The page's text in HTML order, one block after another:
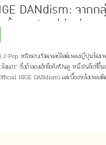
DANdism: จากก
รั้วมหาลัย สู่เจ้าพ่อเพ
J-Pop หรือชอบเปิดเพลย์ลิสต์เพลงญี่ปุ่นฟังเพ
จังแฮะ’ ซึ่งถ้าลองเช็กชื่อศิลปินดู หนึ่งในชื่อที่ขึ้
HIGE DANdism) แต่เบื้องหลังเพลงติ